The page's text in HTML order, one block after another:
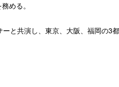
める。
と共演し、東京、大阪、福岡の3